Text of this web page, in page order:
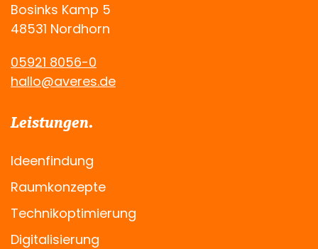
Bosinks Kamp 5
48531 Nordhorn
05921 8056-0
hallo@averes.de
Leistungen.
Ideenfindung
Raumkonzepte
Technikoptimierung
Digitalisierung